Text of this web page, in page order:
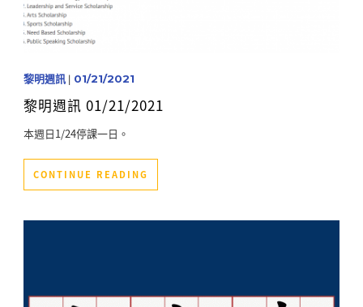
黎明週訊| 01/21/2021
黎明週訊 01/21/2021
本週日1/24停課一日。
CONTINUE READING